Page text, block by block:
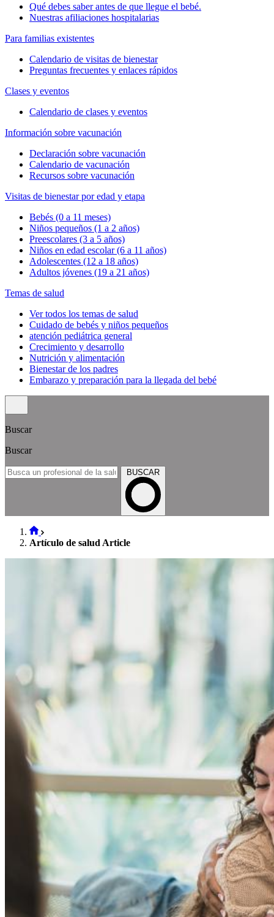
Qué debes saber antes de que llegue el bebé.
Nuestras afiliaciones hospitalarias
Para familias existentes
Calendario de visitas de bienestar
Preguntas frecuentes y enlaces rápidos
Clases y eventos
Calendario de clases y eventos
Información sobre vacunación
Declaración sobre vacunación
Calendario de vacunación
Recursos sobre vacunación
Visitas de bienestar por edad y etapa
Bebés (0 a 11 meses)
Niños pequeños (1 a 2 años)
Preescolares (3 a 5 años)
Niños en edad escolar (6 a 11 años)
Adolescentes (12 a 18 años)
Adultos jóvenes (19 a 21 años)
Temas de salud
Ver todos los temas de salud
Cuidado de bebés y niños pequeños
atención pediátrica general
Crecimiento y desarrollo
Nutrición y alimentación
Bienestar de los padres
Embarazo y preparación para la llegada del bebé
Buscar
Buscar
BUSCAR
Artículo de salud Article